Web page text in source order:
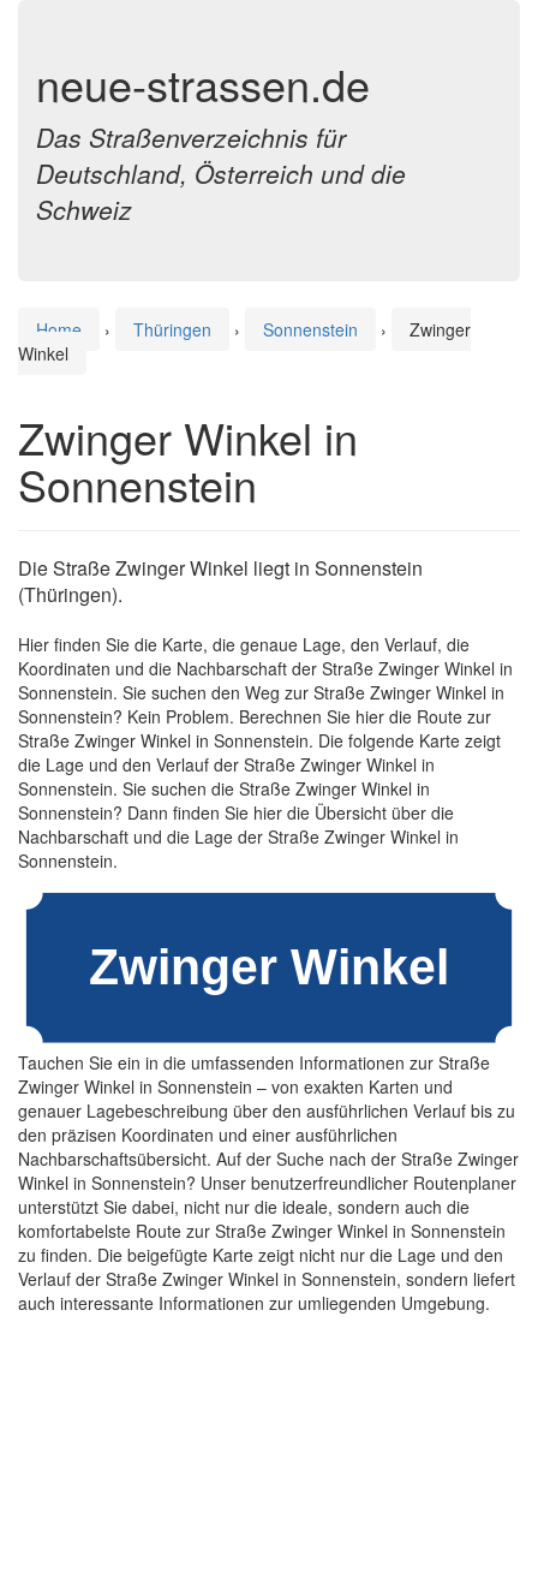
neue-strassen.de
Das Straßenverzeichnis für
Deutschland, Österreich und die
Schweiz
Home › Thüringen › Sonnenstein ›
Zwinger
Winkel
Zwinger Winkel in
Sonnenstein
Die Straße Zwinger Winkel liegt in Sonnenstein
(Thüringen).
Hier finden Sie die Karte, die genaue Lage, den Verlauf, die
Koordinaten und die Nachbarschaft der Straße Zwinger Winkel in
Sonnenstein. Sie suchen den Weg zur Straße Zwinger Winkel in
Sonnenstein? Kein Problem. Berechnen Sie hier die Route zur
Straße Zwinger Winkel in Sonnenstein. Die folgende Karte zeigt
die Lage und den Verlauf der Straße Zwinger Winkel in
Sonnenstein. Sie suchen die Straße Zwinger Winkel in
Sonnenstein? Dann finden Sie hier die Übersicht über die
Nachbarschaft und die Lage der Straße Zwinger Winkel in
Sonnenstein.
Tauchen Sie ein in die umfassenden Informationen zur Straße
Zwinger Winkel in Sonnenstein – von exakten Karten und
genauer Lagebeschreibung über den ausführlichen Verlauf bis zu
den präzisen Koordinaten und einer ausführlichen
Nachbarschaftsübersicht. Auf der Suche nach der Straße Zwinger
Winkel in Sonnenstein? Unser benutzerfreundlicher Routenplaner
unterstützt Sie dabei, nicht nur die ideale, sondern auch die
komfortabelste Route zur Straße Zwinger Winkel in Sonnenstein
zu finden. Die beigefügte Karte zeigt nicht nur die Lage und den
Verlauf der Straße Zwinger Winkel in Sonnenstein, sondern liefert
auch interessante Informationen zur umliegenden Umgebung.